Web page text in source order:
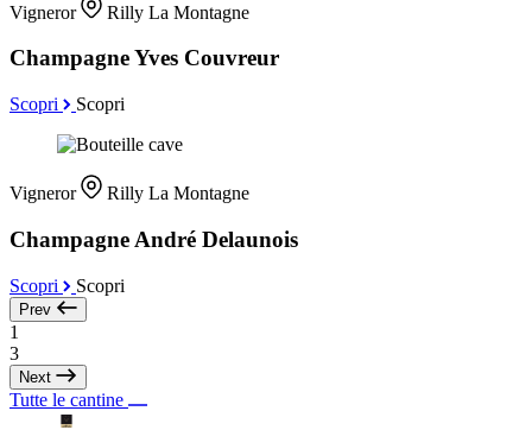
Vigneror Rilly La Montagne
Champagne Yves Couvreur
Scopri Scopri
Vigneror Rilly La Montagne
Champagne André Delaunois
Scopri Scopri
Prev
1
3
Next
Tutte le cantine